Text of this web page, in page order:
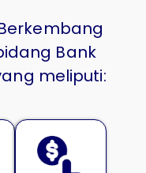
Berkembang
Bank
meliputi: